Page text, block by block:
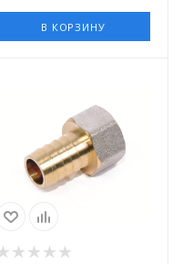
В КОРЗИНУ